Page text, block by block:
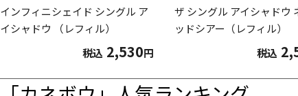
インフィニシェイド シングル ア
イシャドウ （レフィル）
税込 2,530円
ザ シングル アイシャドウ
ッドシアー（レフィル）
税込